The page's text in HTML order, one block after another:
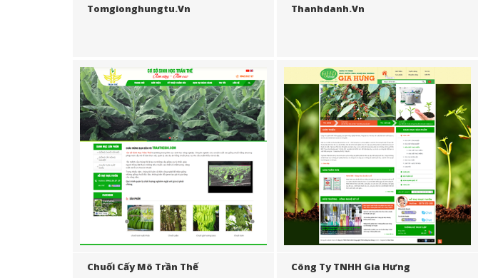
Tomgionghungtu.vn Thanhdanh.vn
Chuối Cấy Mô Trần Thế Công Ty TNHH Gia Hưng